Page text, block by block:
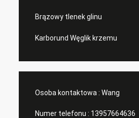
Brązowy tlenek glinu
Karborund Węglik krzemu
Osoba kontaktowa : Wang
Numer telefonu : 13957664636